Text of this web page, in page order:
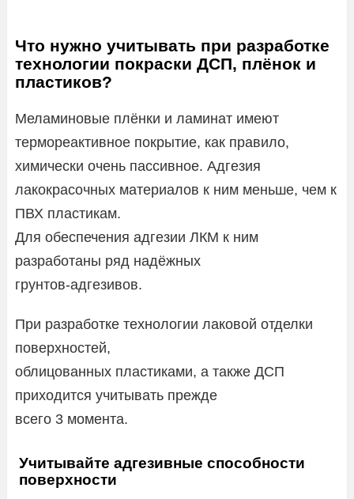
Что нужно учитывать при разработке
технологии покраски ДСП, плёнок и
пластиков?
Меламиновые плёнки и ламинат имеют
термореактивное покрытие, как правило,
химически очень пассивное. Адгезия
лакокрасочных материалов к ним меньше, чем к
ПВХ пластикам.
Для обеспечения адгезии ЛКМ к ним
разработаны ряд надёжных
грунтов-адгезивов.
При разработке технологии лаковой отделки
поверхностей,
облицованных пластиками, а также ДСП
приходится учитывать прежде
всего 3 момента.
Учитывайте адгезивные способности
поверхности